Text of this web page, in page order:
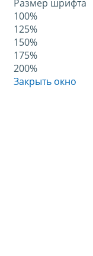
Размер шрифта
100%
125%
150%
175%
200%
Закрыть окно